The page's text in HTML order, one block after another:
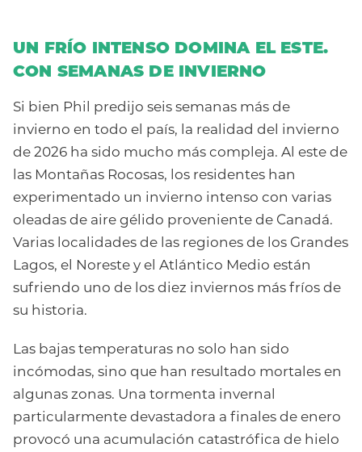
UN FRÍO INTENSO DOMINA EL ESTE.
CON SEMANAS DE INVIERNO
Si bien Phil predijo seis semanas más de
invierno en todo el país, la realidad del invierno
de 2026 ha sido mucho más compleja. Al este de
las Montañas Rocosas, los residentes han
experimentado un invierno intenso con varias
oleadas de aire gélido proveniente de Canadá.
Varias localidades de las regiones de los Grandes
Lagos, el Noreste y el Atlántico Medio están
sufriendo uno de los diez inviernos más fríos de
su historia.
Las bajas temperaturas no solo han sido
incómodas, sino que han resultado mortales en
algunas zonas. Una tormenta invernal
particularmente devastadora a finales de enero
provocó una acumulación catastrófica de hielo